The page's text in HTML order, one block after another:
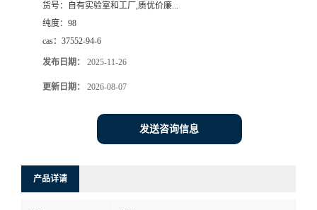
言
货号：
自有实验室和工厂,质优价廉...
纯度： 98
cas： 37552-94-6
发布日期： 2025-11-26
更新日期： 2026-08-07
发送咨询信息
产品详请